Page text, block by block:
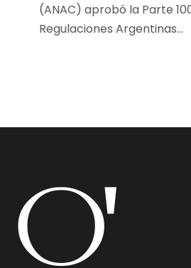
(ANAC) aprobó la Parte
Regulaciones Argentinas...